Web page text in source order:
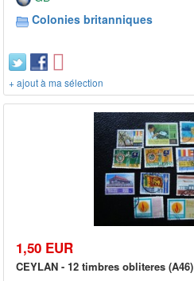
Colonies britanniques
+ ajout à ma sélection
1,50 EUR
CEYLAN - 12 timbres obliteres (A46)